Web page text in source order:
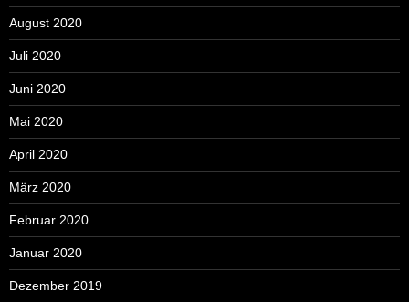
August 2020
Juli 2020
Juni 2020
Mai 2020
April 2020
März 2020
Februar 2020
Januar 2020
Dezember 2019